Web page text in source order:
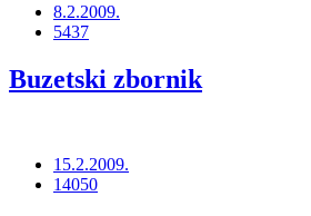
8.2.2009.
5437
Buzetski zbornik
15.2.2009.
14050